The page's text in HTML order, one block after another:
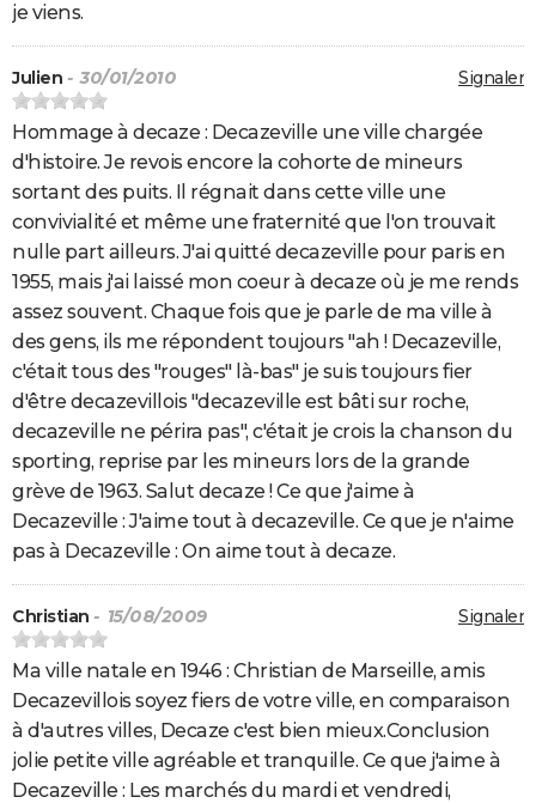
je viens.
Signaler
Julien - 30/01/2010
Hommage à decaze : Decazeville une ville chargée
d'histoire. Je revois encore la cohorte de mineurs
sortant des puits. Il régnait dans cette ville une
convivialité et même une fraternité que l'on trouvait
nulle part ailleurs. J'ai quitté decazeville pour paris en
1955, mais j'ai laissé mon coeur à decaze où je me rends
assez souvent. Chaque fois que je parle de ma ville à
des gens, ils me répondent toujours "ah ! Decazeville,
c'était tous des "rouges" là-bas" je suis toujours fier
d'être decazevillois "decazeville est bâti sur roche,
decazeville ne périra pas", c'était je crois la chanson du
sporting, reprise par les mineurs lors de la grande
grève de 1963. Salut decaze ! Ce que j'aime à
Decazeville : J'aime tout à decazeville. Ce que je n'aime
pas à Decazeville : On aime tout à decaze.
Signaler
Christian - 15/08/2009
Ma ville natale en 1946 : Christian de Marseille, amis
Decazevillois soyez fiers de votre ville, en comparaison
à d'autres villes, Decaze c'est bien mieux.Conclusion
jolie petite ville agréable et tranquille. Ce que j'aime à
Decazeville : Les marchés du mardi et vendredi,